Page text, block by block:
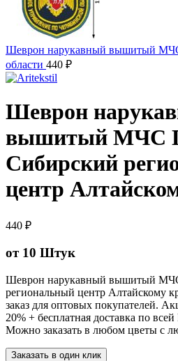
Шеврон нарукавный вышитый
области 440 ₽
Шеврон
вышитый МЧС
Сибирский
центр
440 ₽
от 10 Штук
Шеврон нарукавный вышитый
региональный центр Алтайскому
заказ для оптовых покупателей.
20% + бесплатная доставка по
Mожно заказать в любом цветы с
Заказать в один клик